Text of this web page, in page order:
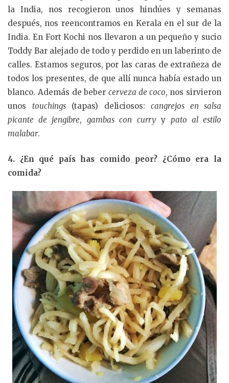
la India, nos recogieron unos hindúes y semanas
después, nos reencontramos en Kerala en el sur de la
India. En Fort Kochi nos llevaron a un pequeño y sucio
Toddy Bar alejado de todo y perdido en un laberinto de
calles. Estamos seguros, por las caras de extrañeza de
todos los presentes, de que allí nunca había estado un
blanco. Además de beber cerveza de coco, nos sirvieron
unos touchings(tapas) deliciosos: cangrejos en salsa
picante de jengibre,gambas con curryy pato al estilo
malabar.
4. ¿En qué país has comido peor? ¿Cómo era la
comida?